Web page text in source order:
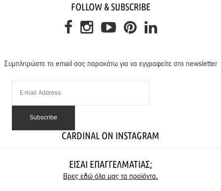
FOLLOW & SUBSCRIBE
Συμπληρώστε το email σας παρακάτω για να εγγραφείτε στο newsletter
CARDINAL ON INSTAGRAM
ΕΊΣΑΙ ΕΠΑΓΓΕΛΜΑΤΊΑΣ;
Βρες εδώ όλα μας τα προϊόντα.